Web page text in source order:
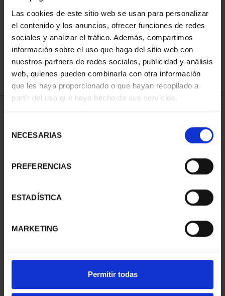
Las cookies de este sitio web se usan para personalizar
el contenido y los anuncios, ofrecer funciones de redes
sociales y analizar el tráfico. Además, compartimos
información sobre el uso que haga del sitio web con
nuestros partners de redes sociales, publicidad y análisis
web, quienes pueden combinarla con otra información
que les haya proporcionado o que hayan recopilado a
partir del uso que haya hecho de sus servicios.
NECESARIAS
PREFERENCIAS
ESTADÍSTICA
MARKETING
Permitir todas
ORDENAR POR:
REFINAR
2 Productos encontrados
NACIONAL II - PALACIO
REAL DE...
- ALCALÁ DE HENARES
73,00 €